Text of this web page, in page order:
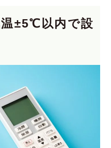
±5℃以内で設